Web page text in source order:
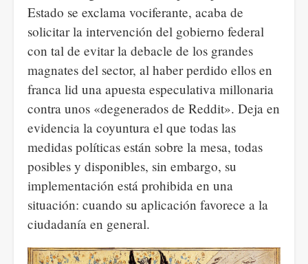
Estado se exclama vociferante, acaba de
solicitar la intervención del gobierno federal
con tal de evitar la debacle de los grandes
magnates del sector, al haber perdido ellos en
franca lid una apuesta especulativa millonaria
contra unos «degenerados de Reddit». Deja en
evidencia la coyuntura el que todas las
medidas políticas están sobre la mesa, todas
posibles y disponibles, sin embargo, su
implementación está prohibida en una
situación: cuando su aplicación favorece a la
ciudadanía en general.